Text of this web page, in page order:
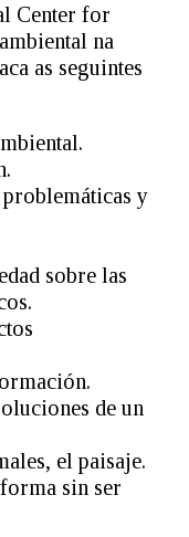
Center for
na
as seguintes
y
sobre las
de un
el paisaje.
sin ser